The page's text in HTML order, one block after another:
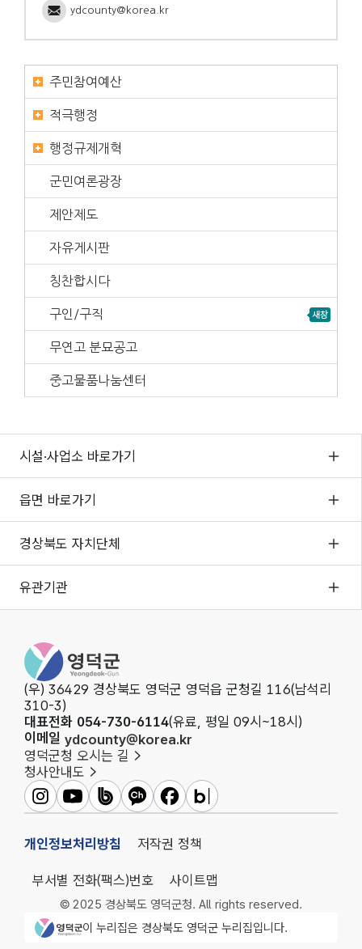
ydcounty@korea.kr
주민참여예산
적극행정
행정규제개혁
군민여론광장
제안제도
자유게시판
칭찬합시다
구인/구직
무연고 분묘공고
중고물품나눔센터
시설·사업소 바로가기
읍면 바로가기
경상북도 자치단체
유관기관
영덕군청
(우) 36429 경상북도 영덕군 영덕읍 군청길 116(남석리
310-3)
대표전화 054-730-6114(유료, 평일 09시~18시)
이메일 ydcounty@korea.kr
영덕군청 오시는 길
청사안내도
영덕군인스타그램
영덕군유튜브영덕군밴드영덕군카카오채널
영덕군페이스북
영덕군블로그
개인정보처리방침 저작권 정책
부서별 전화(팩스)번호 사이트맵
© 2025 경상북도 영덕군청. All rights reserved.
영덕군청 로고이 누리집은 경상북도 영덕군 누리집입니다.